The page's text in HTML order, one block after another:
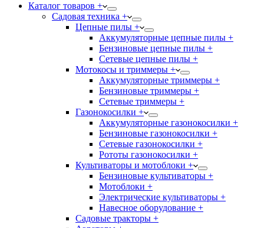
Каталог товаров +
Садовая техника +
Цепные пилы +
Аккумуляторные цепные пилы +
Бензиновые цепные пилы +
Сетевые цепные пилы +
Мотокосы и триммеры +
Аккумуляторные триммеры +
Бензиновые триммеры +
Сетевые триммеры +
Газонокосилки +
Аккумуляторные газонокосилки +
Бензиновые газонокосилки +
Сетевые газонокосилки +
Рототы газонокосилки +
Культиваторы и мотоблоки +
Бензиновые культиваторы +
Мотоблоки +
Электрические культиваторы +
Навесное оборудование +
Садовые тракторы +